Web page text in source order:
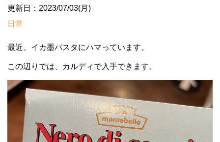
更新日：2023/07/03(月)
日常
最近、イカ墨パスタにハマっています。
この辺りでは、カルディで入手できます。